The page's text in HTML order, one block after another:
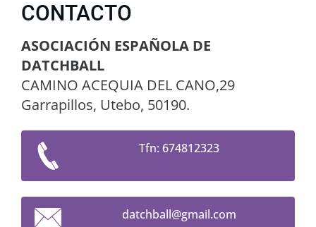
CONTACTO
ASOCIACIÓN ESPAÑOLA DE
DATCHBALL
CAMINO ACEQUIA DEL CANO,29
Garrapillos, Utebo, 50190.
Tfn: 674812323
datchball@gmail.com